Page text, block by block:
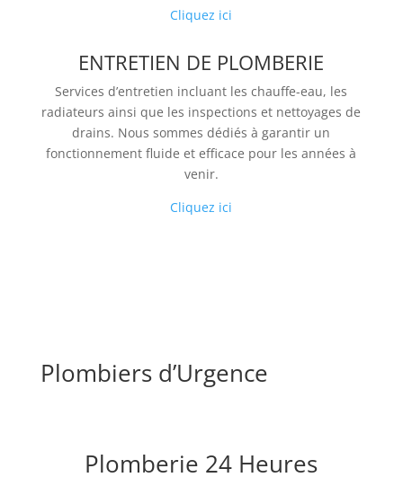
Cliquez ici
ENTRETIEN DE PLOMBERIE
Services d’entretien incluant les chauffe-eau, les
radiateurs ainsi que les inspections et nettoyages de
drains. Nous sommes dédiés à garantir un
fonctionnement fluide et efficace pour les années à
venir.
Cliquez ici
Plombiers d’Urgence
Plomberie 24 Heures